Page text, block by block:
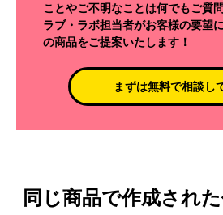
ことやご不明なことは何でもご質問
ラブ・ラボ担当者がお客様の要望
の商品をご提案いたします！
まずは無料で相談し
同じ商品で作成され